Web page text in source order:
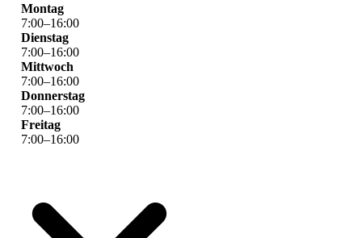
Montag
7:00–16:00
Dienstag
7:00–16:00
Mittwoch
7:00–16:00
Donnerstag
7:00–16:00
Freitag
7:00–16:00